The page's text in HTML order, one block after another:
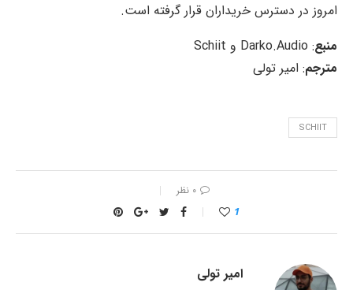
امروز در دسترس خریداران قرار گرفته است.
منبع: Darko.Audio و Schiit
مترجم: امیر تولی
SCHIIT
۰ نظر
1
امیر تولی